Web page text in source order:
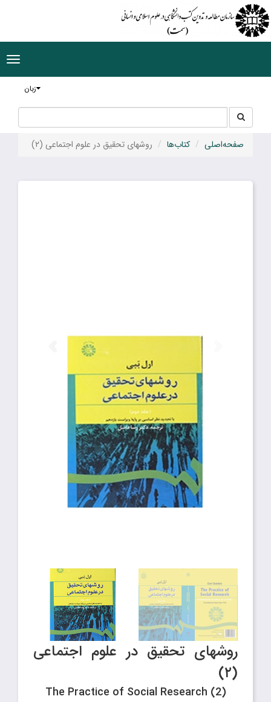
زبان
جستجو
در
سایت
صفحه‌اصلی کتاب‌ها روشهای تحقیق در علوم اجتماعی (۲)
روشهای تحقیق در علوم اجتماعی
(۲)
The Practice of Social Research (2)